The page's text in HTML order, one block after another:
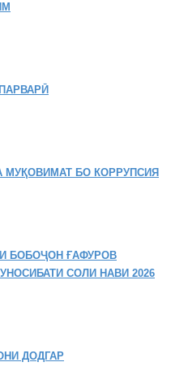
МУҚОВИМАТ БО КОРРУПСИЯ
БОБОҶОН ҒАФУРОВ
СОЛИ НАВИ 2026
ДОДГАР